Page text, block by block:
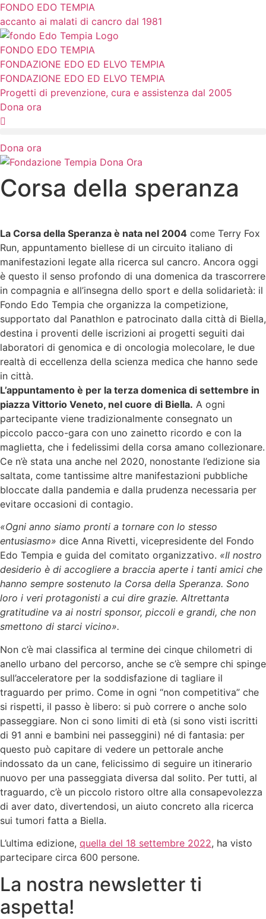
Vai
al
contenuto
FONDO EDO TEMPIA
accanto ai malati di cancro dal 1981
FONDO EDO TEMPIA
FONDAZIONE EDO ED ELVO TEMPIA
FONDAZIONE EDO ED ELVO TEMPIA
Progetti di prevenzione, cura e assistenza dal 2005
Dona ora
Dona ora
Corsa della speranza
La Corsa della Speranza è nata nel 2004 come Terry Fox
Run, appuntamento biellese di un circuito italiano di
manifestazioni legate alla ricerca sul cancro. Ancora oggi
è questo il senso profondo di una domenica da trascorrere
in compagnia e all’insegna dello sport e della solidarietà: il
Fondo Edo Tempia che organizza la competizione,
supportato dal Panathlon e patrocinato dalla città di Biella,
destina i proventi delle iscrizioni ai progetti seguiti dai
laboratori di genomica e di oncologia molecolare, le due
realtà di eccellenza della scienza medica che hanno sede
in città.
L’appuntamento è per la terza domenica di settembre in
piazza Vittorio Veneto, nel cuore di Biella. A ogni
partecipante viene tradizionalmente consegnato un
piccolo pacco-gara con uno zainetto ricordo e con la
maglietta, che i fedelissimi della corsa amano collezionare.
Ce n’è stata una anche nel 2020, nonostante l’edizione sia
saltata, come tantissime altre manifestazioni pubbliche
bloccate dalla pandemia e dalla prudenza necessaria per
evitare occasioni di contagio.
«Ogni anno siamo pronti a tornare con lo stesso
entusiasmo» dice Anna Rivetti, vicepresidente del Fondo
Edo Tempia e guida del comitato organizzativo. «Il nostro
desiderio è di accogliere a braccia aperte i tanti amici che
hanno sempre sostenuto la Corsa della Speranza. Sono
loro i veri protagonisti a cui dire grazie. Altrettanta
gratitudine va ai nostri sponsor, piccoli e grandi, che non
smettono di starci vicino».
Non c’è mai classifica al termine dei cinque chilometri di
anello urbano del percorso, anche se c’è sempre chi spinge
sull’acceleratore per la soddisfazione di tagliare il
traguardo per primo. Come in ogni “non competitiva” che
si rispetti, il passo è libero: si può correre o anche solo
passeggiare. Non ci sono limiti di età (si sono visti iscritti
di 91 anni e bambini nei passeggini) né di fantasia: per
questo può capitare di vedere un pettorale anche
indossato da un cane, felicissimo di seguire un itinerario
nuovo per una passeggiata diversa dal solito. Per tutti, al
traguardo, c’è un piccolo ristoro oltre alla consapevolezza
di aver dato, divertendosi, un aiuto concreto alla ricerca
sui tumori fatta a Biella.
L’ultima edizione, quella del 18 settembre 2022, ha visto
partecipare circa 600 persone.
La nostra newsletter ti
aspetta!